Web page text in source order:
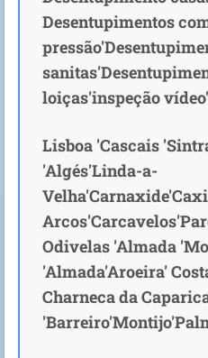
Desentupimentos
loiças'inspeção vídeo'
Lisboa 'Cascais
'Algés'Linda-a-
Odivelas 'Almada
'Almada'Aroeira'
Charneca da